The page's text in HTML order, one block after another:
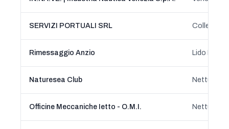
SERVIZI PORTUALI SRL
Rimessaggio Anzio
Naturesea Club Nettuno,
Officine Meccaniche Ietto - O.M.I. Nettuno,